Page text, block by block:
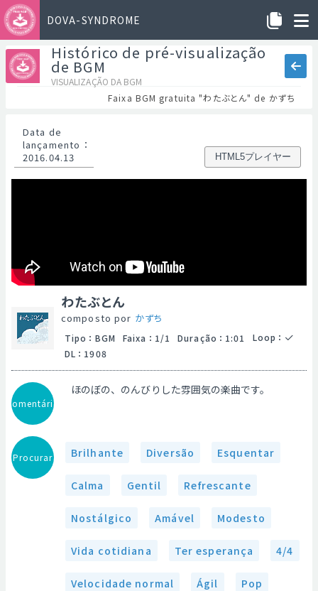
DOVA-SYNDROME
Histórico de pré-visualização
de BGM
VISUALIZAÇÃO DA BGM
Faixa BGM gratuita "わたぶとん" de かずち
Data de
lançamento ：
2016.04.13
HTML5プレイヤー
わたぶとん
composto por かずち
Tipo ： BGM Faixa ： 1/1 Duração ： 1:01 Loop ：
DL ： 1908
Comentário
ほのぼの、のんびりした雰囲気の楽曲です。
Procurar Brilhante Diversão Esquentar
Calma Gentil Refrescante
Nostálgico Amável Modesto
Vida cotidiana Ter esperança 4/4
Velocidade normal Ágil Pop